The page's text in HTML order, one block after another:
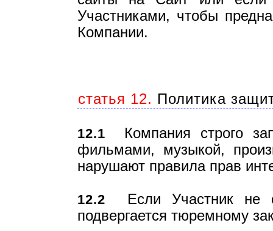
Участниками, чтобы
Компании.
статья 12. Политика
12.1 Компания строго
фильмами, музыкой,
нарушают правила прав
12.2 Если Участник не
подвергается тюремному